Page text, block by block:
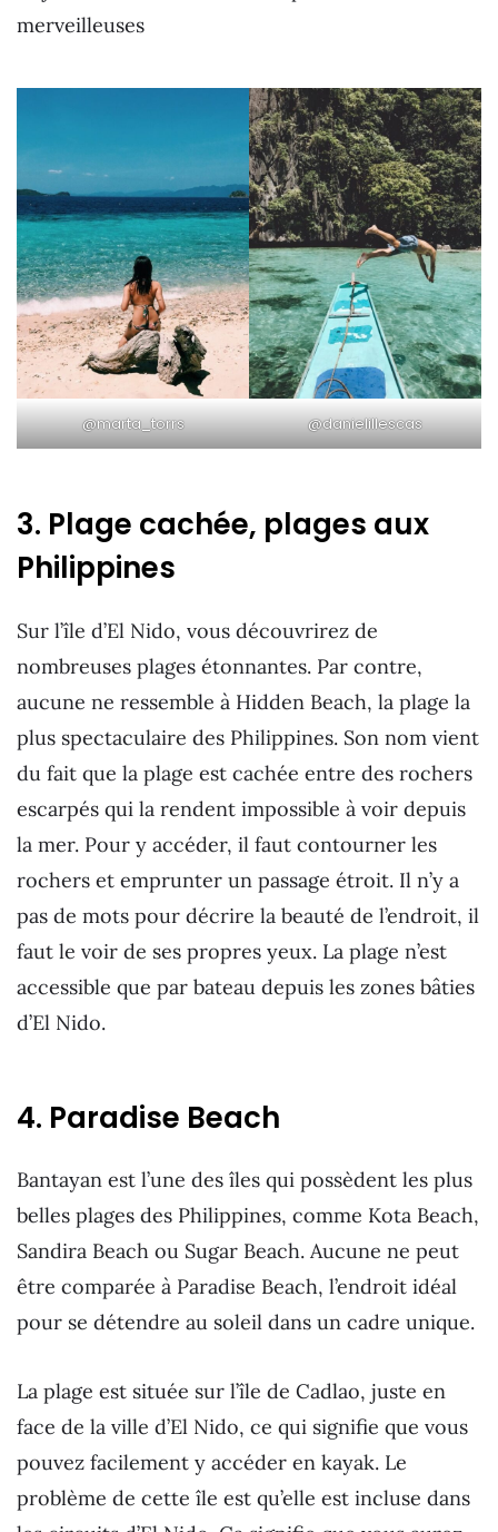
merveilleuses
@marta_torrs @danielillescas
3. Plage cachée, plages aux
Philippines
Sur l’île d’El Nido, vous découvrirez de
nombreuses plages étonnantes. Par contre,
aucune ne ressemble à Hidden Beach, la plage la
plus spectaculaire des Philippines. Son nom vient
du fait que la plage est cachée entre des rochers
escarpés qui la rendent impossible à voir depuis
la mer. Pour y accéder, il faut contourner les
rochers et emprunter un passage étroit. Il n’y a
pas de mots pour décrire la beauté de l’endroit, il
faut le voir de ses propres yeux. La plage n’est
accessible que par bateau depuis les zones bâties
d’El Nido.
4. Paradise Beach
Bantayan est l’une des îles qui possèdent les plus
belles plages des Philippines, comme Kota Beach,
Sandira Beach ou Sugar Beach. Aucune ne peut
être comparée à Paradise Beach, l’endroit idéal
pour se détendre au soleil dans un cadre unique.
La plage est située sur l’île de Cadlao, juste en
face de la ville d’El Nido, ce qui signifie que vous
pouvez facilement y accéder en kayak. Le
problème de cette île est qu’elle est incluse dans